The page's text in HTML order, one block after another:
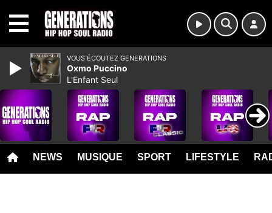
NEWS MUSIQUE SPORT LIFESTYLE
VOUS ÉCOUTEZ GENERATIONS
Oxmo Puccino
L'Enfant Seul